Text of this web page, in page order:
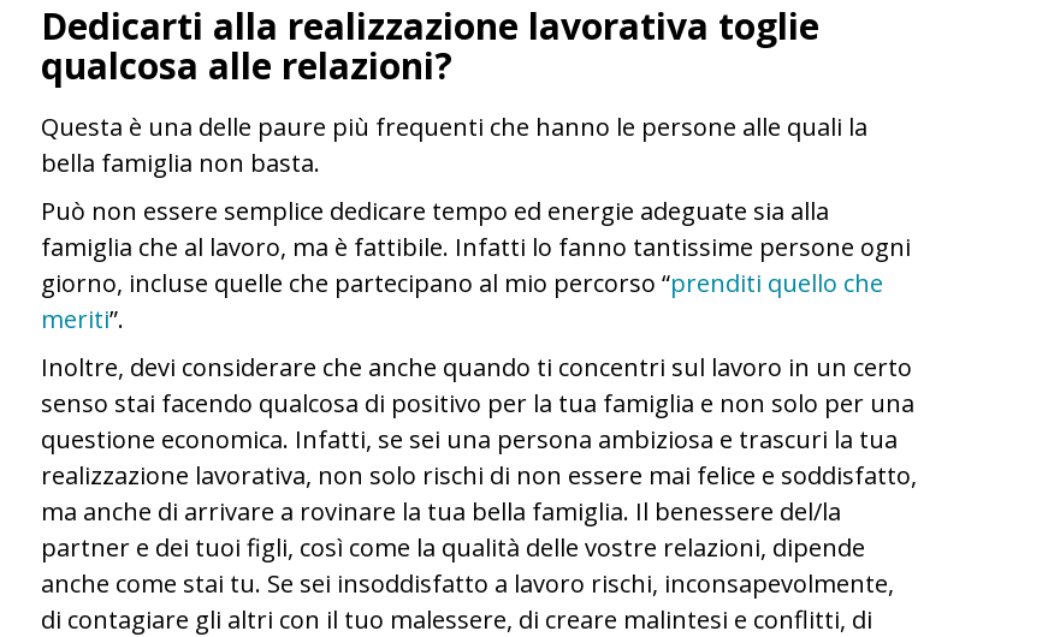
Dedicarti alla realizzazione lavorativa toglie
qualcosa alle relazioni?
Questa è una delle paure più frequenti che hanno le persone alle quali la
bella famiglia non basta.
Può non essere semplice dedicare tempo ed energie adeguate sia alla
famiglia che al lavoro, ma è fattibile. Infatti lo fanno tantissime persone ogni
giorno, incluse quelle che partecipano al mio percorso “prenditi quello che
meriti”.
Inoltre, devi considerare che anche quando ti concentri sul lavoro in un certo
senso stai facendo qualcosa di positivo per la tua famiglia e non solo per una
questione economica. Infatti, se sei una persona ambiziosa e trascuri la tua
realizzazione lavorativa, non solo rischi di non essere mai felice e soddisfatto,
ma anche di arrivare a rovinare la tua bella famiglia. Il benessere del/la
partner e dei tuoi figli, così come la qualità delle vostre relazioni, dipende
anche come stai tu. Se sei insoddisfatto a lavoro rischi, inconsapevolmente,
di contagiare gli altri con il tuo malessere, di creare malintesi e conflitti, di